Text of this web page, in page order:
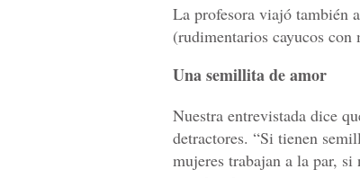
La profesora viajó también
(rudimentarios cayucos con
Una semillita de amor
Nuestra entrevistada dice
detractores. “Si tienen
mujeres trabajan a la par,